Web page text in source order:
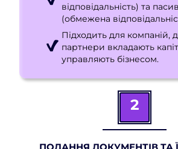
відповідальність) та
(обмежена
Підходить для компаній,
партнери вкладають
управляють бізнесом.
2